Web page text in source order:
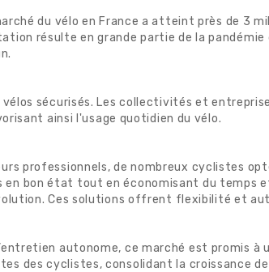
du vélo en France a atteint près de 3
résulte en grande partie de la pandémie
vélos sécurisés. Les collectivités et
ainsi l'usage quotidien du vélo.
professionnels, de nombreux cyclistes
bon état tout en économisant du temps
Ces solutions offrent flexibilité et
autonome, ce marché est promis
des cyclistes, consolidant la croissance